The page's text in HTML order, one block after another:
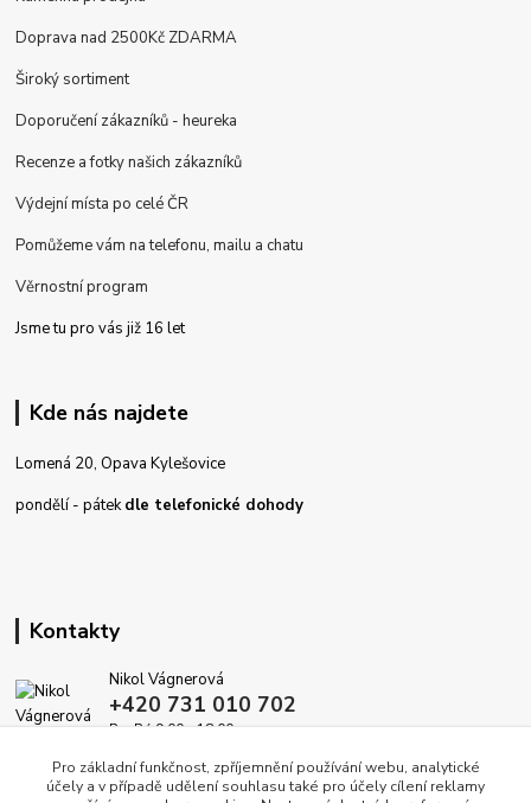
Doprava nad 2500Kč ZDARMA
Široký sortiment
Doporučení zákazníků - heureka
Recenze a fotky našich zákazníků
Výdejní místa po celé ČR
Pomůžeme vám na telefonu, mailu a chatu
Věrnostní program
Jsme tu pro vás již 16 let
Kde nás najdete
Lomená 20, Opava Kylešovice
pondělí - pátekdle telefonické dohody
Kontakty
Nikol Vágnerová
+420 731 010 702
Po-Pá 9.00 - 18.00
info@dekoracedomova.cz
Pro základní funkčnost, zpříjemnění používání webu, analytické
účely a v případě udělení souhlasu také pro účely cílení reklamy